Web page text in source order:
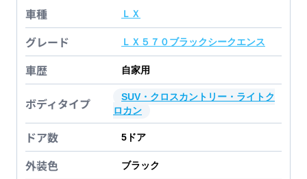
車種 ＬＸ
グレード ＬＸ５７０ブラックシークエンス
車歴 自家用
ボディタイプ
SUV・クロスカントリー・ライトク
ロカン
ドア数 5 ドア
外装色 ブラック